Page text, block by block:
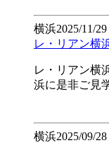
横浜2025/11/29
レ・リアン横
レ・リアン横
浜に是非ご見
横浜2025/09/28